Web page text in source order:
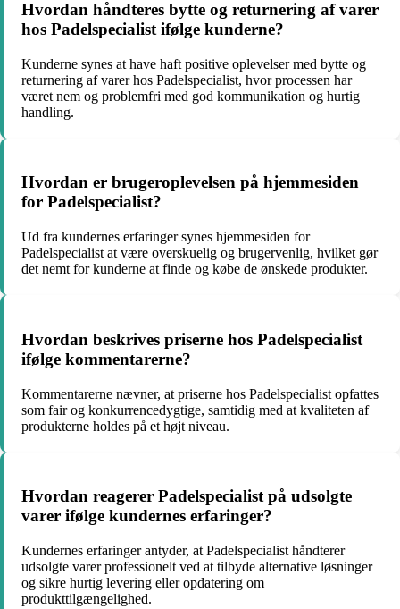
Hvordan håndteres bytte og returnering af varer
hos Padelspecialist ifølge kunderne?
Kunderne synes at have haft positive oplevelser med bytte og
returnering af varer hos Padelspecialist, hvor processen har
været nem og problemfri med god kommunikation og hurtig
handling.
Hvordan er brugeroplevelsen på hjemmesiden
for Padelspecialist?
Ud fra kundernes erfaringer synes hjemmesiden for
Padelspecialist at være overskuelig og brugervenlig, hvilket gør
det nemt for kunderne at finde og købe de ønskede produkter.
Hvordan beskrives priserne hos Padelspecialist
ifølge kommentarerne?
Kommentarerne nævner, at priserne hos Padelspecialist opfattes
som fair og konkurrencedygtige, samtidig med at kvaliteten af
produkterne holdes på et højt niveau.
Hvordan reagerer Padelspecialist på udsolgte
varer ifølge kundernes erfaringer?
Kundernes erfaringer antyder, at Padelspecialist håndterer
udsolgte varer professionelt ved at tilbyde alternative løsninger
og sikre hurtig levering eller opdatering om
produkttilgængelighed.